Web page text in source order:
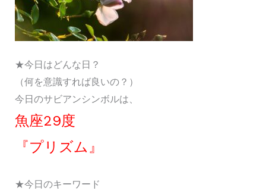
★今日はどんな日？
（何を意識すれば良いの？）
今日のサビアンシンボルは、
魚座29度
『プリズム』
★今日のキーワード